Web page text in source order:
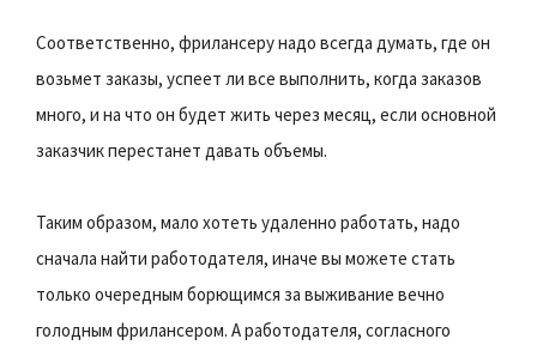
Соответственно, фрилансеру надо всегда думать, где он
возьмет заказы, успеет ли все выполнить, когда заказов
много, и на что он будет жить через месяц, если основной
заказчик перестанет давать объемы.
Таким образом, мало хотеть удаленно работать, надо
сначала найти работодателя, иначе вы можете стать
только очередным борющимся за выживание вечно
голодным фрилансером. А работодателя, согласного